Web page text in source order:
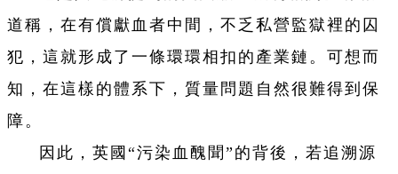
道稱，在有償獻血者中間，不乏私營監獄裡的囚
犯，這就形成了一條環環相扣的產業鏈。可想而
知，在這樣的體系下，質量問題自然很難得到保
障。
因此，英國“污染血醜聞”的背後，若追溯源